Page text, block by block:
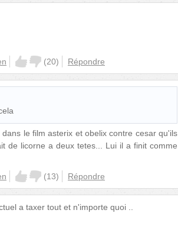
(20) Répondre
le film asterix et obelix contre cesar qu'ils
de licorne a deux tetes... Lui il a finit comme
(13) Répondre
a taxer tout et n'importe quoi ..